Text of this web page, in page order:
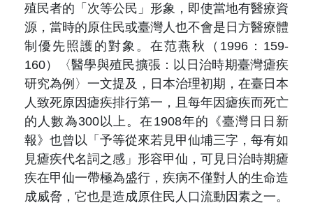
殖民者的「次等公民」形象，即使當地有醫療資
源，當時的原住民或臺灣人也不會是日方醫療體
制優先照護的對象。在范燕秋（1996：159-
160）〈醫學與殖民擴張：以日治時期臺灣瘧疾
研究為例〉一文提及，日本治理初期，在臺日本
人致死原因瘧疾排行第一，且每年因瘧疾而死亡
的人數為300以上。在1908年的《臺灣日日新
報》也曾以「 予等從來若見甲仙埔三字，每有如
見瘧疾代名詞之感 」形容甲仙，可見日治時期瘧
疾在甲仙一帶極為盛行，疾病不僅對人的生命造
成威脅，它也是造成原住民人口流動因素之一。